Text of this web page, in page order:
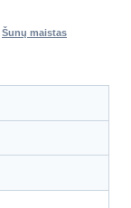
Šunų maistas